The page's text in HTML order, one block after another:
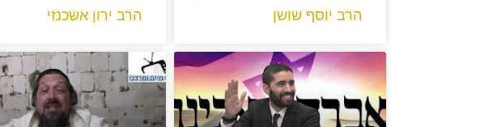
הרב יוסף שושן הרב ירון אשכנזי